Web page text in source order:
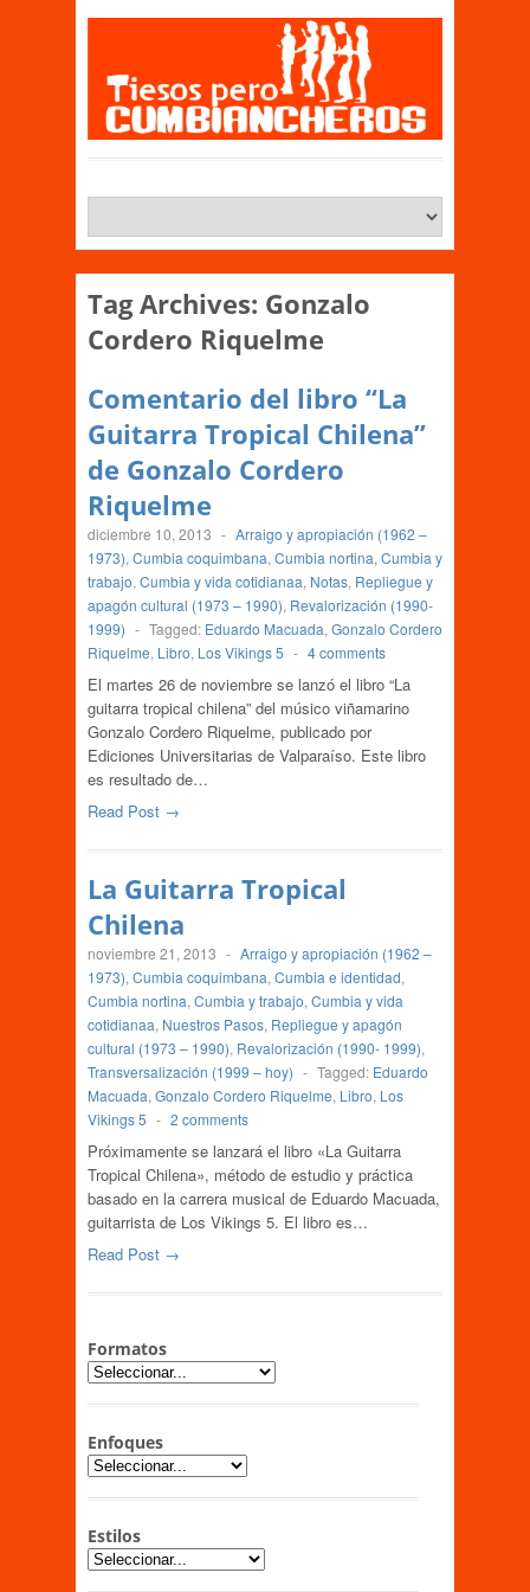
Tag Archives: Gonzalo
Cordero Riquelme
Comentario del libro “La
Guitarra Tropical Chilena”
de Gonzalo Cordero
Riquelme
diciembre 10, 2013 - Arraigo y apropiación (1962 –
1973), Cumbia coquimbana, Cumbia nortina, Cumbia y
trabajo, Cumbia y vida cotidianaa, Notas, Repliegue y
apagón cultural (1973 – 1990), Revalorización (1990-
1999) - Tagged: Eduardo Macuada, Gonzalo Cordero
Riquelme, Libro, Los Vikings 5 - 4 comments
El martes 26 de noviembre se lanzó el libro “La
guitarra tropical chilena” del músico viñamarino
Gonzalo Cordero Riquelme, publicado por
Ediciones Universitarias de Valparaíso. Este libro
es resultado de…
Read Post →
La Guitarra Tropical
Chilena
noviembre 21, 2013 - Arraigo y apropiación (1962 –
1973), Cumbia coquimbana, Cumbia e identidad,
Cumbia nortina, Cumbia y trabajo, Cumbia y vida
cotidianaa, Nuestros Pasos, Repliegue y apagón
cultural (1973 – 1990), Revalorización (1990- 1999),
Transversalización (1999 – hoy) - Tagged: Eduardo
Macuada, Gonzalo Cordero Riquelme, Libro, Los
Vikings 5 - 2 comments
Próximamente se lanzará el libro «La Guitarra
Tropical Chilena», método de estudio y práctica
basado en la carrera musical de Eduardo Macuada,
guitarrista de Los Vikings 5. El libro es…
Read Post →
Formatos
Enfoques
Estilos